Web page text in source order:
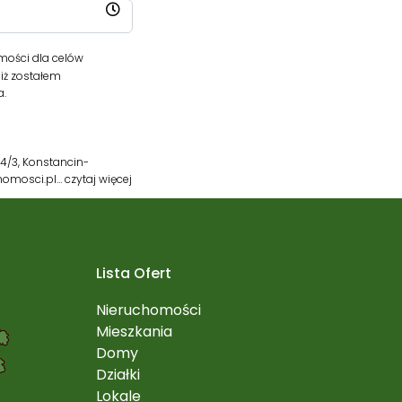
dla celów
zostałem
3, Konstancin-
czytaj więcej
Lista Ofert
Nieruchomości
Mieszkania
Domy
Działki
Lokale